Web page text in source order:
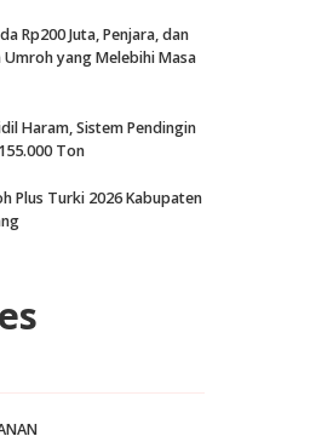
Rp200 Juta, Penjara, dan
yang Melebihi Masa
Haram, Sistem Pendingin
Ton
Plus Turki 2026 Kabupaten